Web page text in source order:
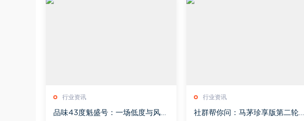
行业资讯
品味43度魁盛号：一场低度与风味
行业资讯
社群帮你问：马茅珍享版第二轮投